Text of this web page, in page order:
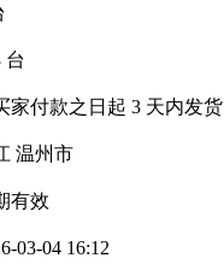
台
家付款之日起 3 天内发货
温州市
有效
03-04 16:12